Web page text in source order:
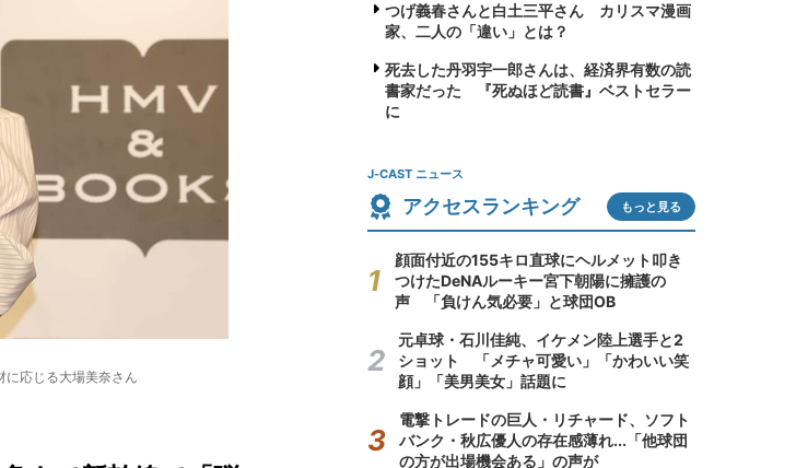
に応じる大場美奈さん
つげ義春さんと白土三平さん カリスマ漫画
家、二人の「違い」とは？
死去した丹羽宇一郎さんは、経済界有数の読
書家だった 『死ぬほど読書』ベストセラー
に
J-CAST ニュース
アクセスランキング もっと見る
顔面付近の155キロ直球にヘルメット叩き
つけたDeNAルーキー宮下朝陽に擁護の
声 「負けん気必要」と球団OB
元卓球・石川佳純、イケメン陸上選手と2
ショット 「メチャ可愛い」「かわいい笑
顔」「美男美女」話題に
電撃トレードの巨人・リチャード、ソフト
バンク・秋広優人の存在感薄れ...「他球団
の方が出場機会ある」の声が